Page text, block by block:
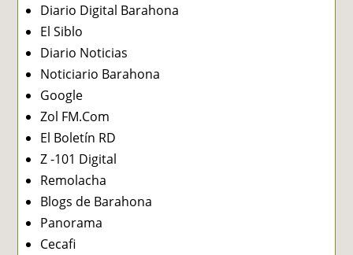
Diario Digital Barahona
El Siblo
Diario Noticias
Noticiario Barahona
Google
Zol FM.Com
El Boletín RD
Z -101 Digital
Remolacha
Blogs de Barahona
Panorama
Cecafi